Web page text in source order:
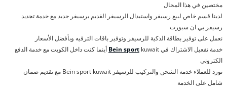
مختصين في هذا المجال
لدينا قسم خاص لبيع رسيفر واستبدال الرسيفر القديم برسيفر جديد مع خدمة تجديد
رسيفر بي ان سبورت
نعمل على توفير بطاقة الذكية للرسيفر وتوفير باقات الترفيه وبأفضل الأسعار
خدمة تفعيل الاشتراك في
Bein sport kuwait أينما كنت داخل الكويت مع خدمة الدفع
الكتروني
نورد للعملاء خدمة الشحن والتركيب للرسيفر Bein sport kuwait مع تقديم ضمان
شامل على الخدمة